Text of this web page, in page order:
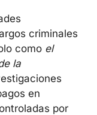
criminales
como el
la
en
por